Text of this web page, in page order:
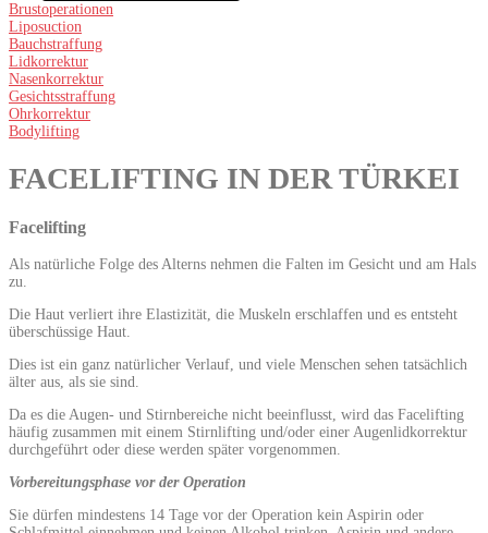
Brustoperationen
Liposuction
Bauchstraffung
Lidkorrektur
Nasenkorrektur
Gesichtsstraffung
Ohrkorrektur
Bodylifting
FACELIFTING IN DER TÜRKEI
Facelifting
Als natürliche Folge des Alterns nehmen die Falten im Gesicht und am Hals
zu.
Die Haut verliert ihre Elastizität, die Muskeln erschlaffen und es entsteht
überschüssige Haut.
Dies ist ein ganz natürlicher Verlauf, und viele Menschen sehen tatsächlich
älter aus, als sie sind.
Da es die Augen- und Stirnbereiche nicht beeinflusst, wird das Facelifting
häufig zusammen mit einem Stirnlifting und/oder einer Augenlidkorrektur
durchgeführt oder diese werden später vorgenommen.
Vorbereitungsphase vor der Operation
Sie dürfen mindestens 14 Tage vor der Operation kein Aspirin oder